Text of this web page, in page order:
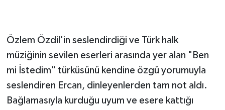
Özlem Özdil'in seslendirdiği ve Türk halk
müziğinin sevilen eserleri arasında yer alan "Ben
mi İstedim" türküsünü kendine özgü yorumuyla
seslendiren Ercan, dinleyenlerden tam not aldı.
Bağlamasıyla kurduğu uyum ve esere kattığı